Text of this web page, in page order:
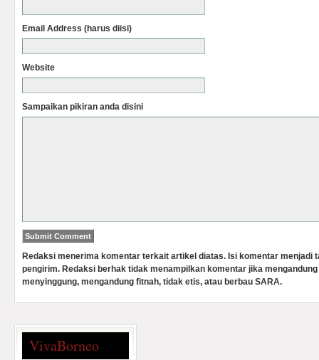
Email Address (harus diisi)
Website
Sampaikan pikiran anda disini
Redaksi menerima komentar terkait artikel diatas. Isi komentar menjadi
pengirim. Redaksi berhak tidak menampilkan komentar jika
menyinggung, mengandung fitnah, tidak etis, atau berbau SARA.
VivaBorneo